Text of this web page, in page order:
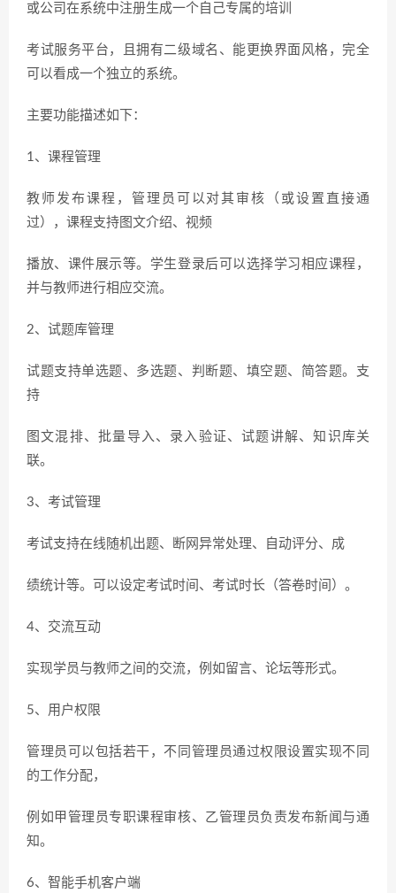
或公司在系统中注册生成一个自己专属的培训
考试服务平台，且拥有二级域名、能更换界面风格，完全
可以看成一个独立的系统。
主要功能描述如下：
1、课程管理
教师发布课程，管理员可以对其审核（或设置直接通
过），课程支持图文介绍、视频
播放、课件展示等。学生登录后可以选择学习相应课程，
并与教师进行相应交流。
2、试题库管理
试题支持单选题、多选题、判断题、填空题、简答题。支
持
图文混排、批量导入、录入验证、试题讲解、知识库关
联。
3、考试管理
考试支持在线随机出题、断网异常处理、自动评分、成
绩统计等。可以设定考试时间、考试时长（答卷时间）。
4、交流互动
实现学员与教师之间的交流，例如留言、论坛等形式。
5、用户权限
管理员可以包括若干，不同管理员通过权限设置实现不同
的工作分配，
例如甲管理员专职课程审核、乙管理员负责发布新闻与通
知。
6、智能手机客户端